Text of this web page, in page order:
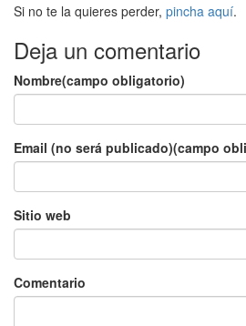
Si no te la quieres perder, pincha aquí.
Deja un comentario
Nombre(campo obligatorio)
Email (no será publicado)(campo
Sitio web
Comentario